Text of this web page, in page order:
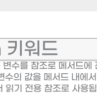
워드
변수를 참조로 메서드에
수의 값을 메서드 내에
읽기 전용 참조로 사용